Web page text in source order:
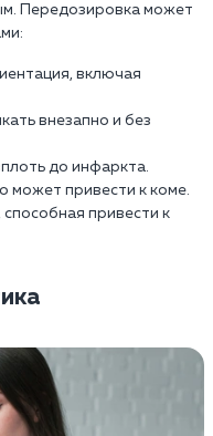
Передозировка может
включая
внезапно и без
до инфаркта.
может привести к коме.
привести к